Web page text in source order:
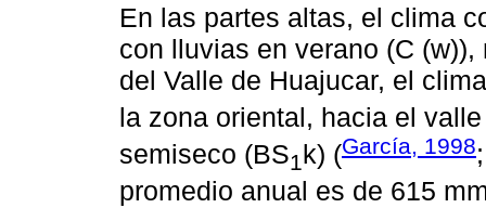
En las partes altas, el clima
con lluvias en verano (C
del Valle de Huajucar, el
la zona oriental, hacia el
semiseco (BS1k) (García, 1998
promedio anual es de 615